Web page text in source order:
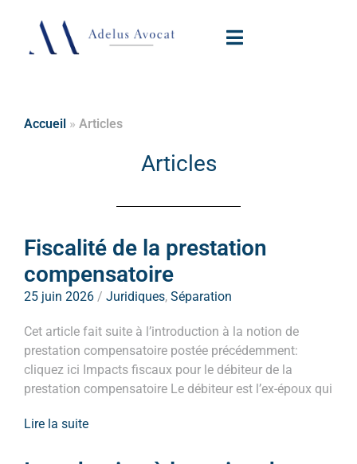
Accueil » Articles
Articles
Fiscalité de la prestation
compensatoire
25 juin 2026 / Juridiques, Séparation
Cet article fait suite à l’introduction à la notion de
prestation compensatoire postée précédemment:
cliquez ici Impacts fiscaux pour le débiteur de la
prestation compensatoire Le débiteur est l’ex-époux qui
Lire la suite